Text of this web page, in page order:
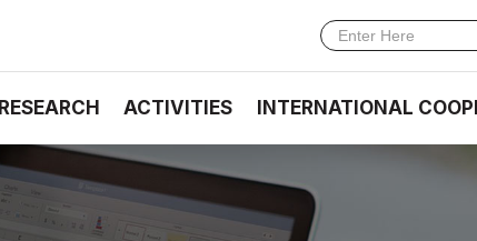
RESEARCH ACTIVITIES INTERNATIONAL